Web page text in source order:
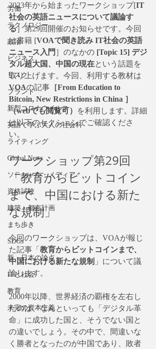
労働
テクノロジー
政治
ビジネス
リスク
ブランド
新型コロナウイルス
英語で学ぶ大人の社会科
ライティング
Global News
ソーシャル・メディア
資格試験
建築・都市計画
まち歩き
SDGs
新・日本の論点
ITと社会
教育
未完の資本主義
2023年から始まったワークショップ[IT
社会の英語ニュースについて議論す
る］第29回開催のお知らせです。今回
は書籍 [VOAで聞き読み IT社会の英語
ニュース入門 ］のなかの [Topic 15] デジ
タル超大国、中国の現在という話題を
取り上げます。今回、利用する教材は
VOAの記事 ［From Education to
Bitcoin, New Restrictions in China ］
（webでも閲覧可）
を利用します。詳細
は以下のセクションでご確認くださ
い。
ワークショップ第29回
「教育からビットコイン
まで、中国における新た
な規制」
今回のワークショップは、VOAが報じ
た記事「 教育からビットコインまで、
中国における新たな規制 」について議
論します。
2000年以降、世界経済の覇権を左右し
たのは、なんといっても「デジタル革
命」に成功した国と、そうでない国と
の違いでしょう。その中で、間違いな
く勝者となったのが中国であり、敗者